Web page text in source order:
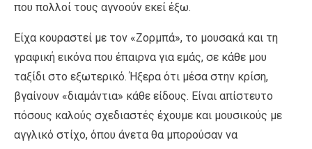
που πολλοί τους αγνοούν εκεί έξω.
Είχα κουραστεί με τον «Ζορμπά», το μουσακά και τη
γραφική εικόνα που έπαιρνα για εμάς, σε κάθε μου
ταξίδι στο εξωτερικό. Ήξερα ότι μέσα στην κρίση,
βγαίνουν «διαμάντια» κάθε είδους. Είναι απίστευτο
πόσους καλούς σχεδιαστές έχουμε και μουσικούς με
αγγλικό στίχο, όπου άνετα θα μπορούσαν να